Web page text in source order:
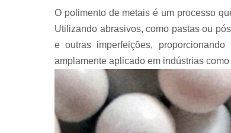
O polimento de metais é um processo
Utilizando abrasivos, como pastas ou
e outras imperfeições,
amplamente aplicado em indústrias